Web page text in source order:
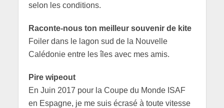
selon les conditions.
Raconte-nous ton meilleur souvenir de kite
Foiler dans le lagon sud de la Nouvelle
Calédonie entre les îles avec mes amis.
Pire wipeout
En Juin 2017 pour la Coupe du Monde ISAF
en Espagne, je me suis écrasé à toute vitesse